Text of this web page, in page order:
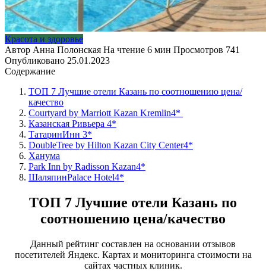
Красота и здоровье
Автор Анна Полонская На чтение 6 мин Просмотров 741
Опубликовано 25.01.2023
Содержание
ТОП 7 Лучшие отели Казань по соотношению цена/
качество
Courtyard by Marriott Kazan Kremlin4*
Казанская Ривьера 4*
ТатаринИнн 3*
DoubleTree by Hilton Kazan City Center4*
Ханума
Park Inn by Radisson Kazan4*
ШаляпинPalace Hotel4*
ТОП 7 Лучшие отели Казань по
соотношению цена/качество
Данный рейтинг составлен на основании отзывов
посетителей Яндекс. Картах и мониторинга стоимости на
сайтах частных клиник.